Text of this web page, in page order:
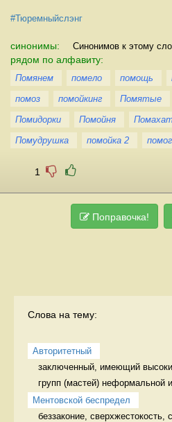
#Тюремныйслэнг
синонимы: Синонимов к этому
рядом по алфавиту:
Помянем помело помощь
помоз
помойкинг Помятые
Помидорки
Помойня
Помудрушка
помойка 2
1
Поправочка!
Слова на тему:
Авторитетный
заключенный, имеющий
групп (мастей) неформальной
Ментовской беспредел
беззаконие,